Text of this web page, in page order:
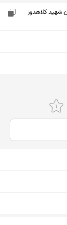
بین کلاهدوز 9 و 14، بوستان شهید کلاهدوز